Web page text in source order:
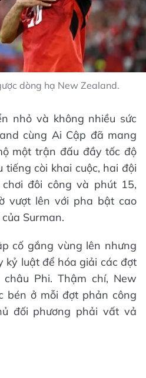
dòng hạ New Zealand.
nhỏ và không nhiều sức
cùng Ai Cập đã mang
một trận đấu đầy tốc độ
còi khai cuộc, hai đội
đôi công và phút 15,
vượt lên với pha bật cao
Surman.
cố gắng vùng lên nhưng
kỷ luật để hóa giải các đợt
Phi. Thậm chí, New
bén ở mỗi đợt phản công
đối phương phải vất vả